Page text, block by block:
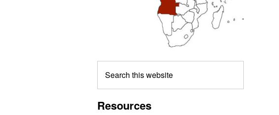
this
Resources